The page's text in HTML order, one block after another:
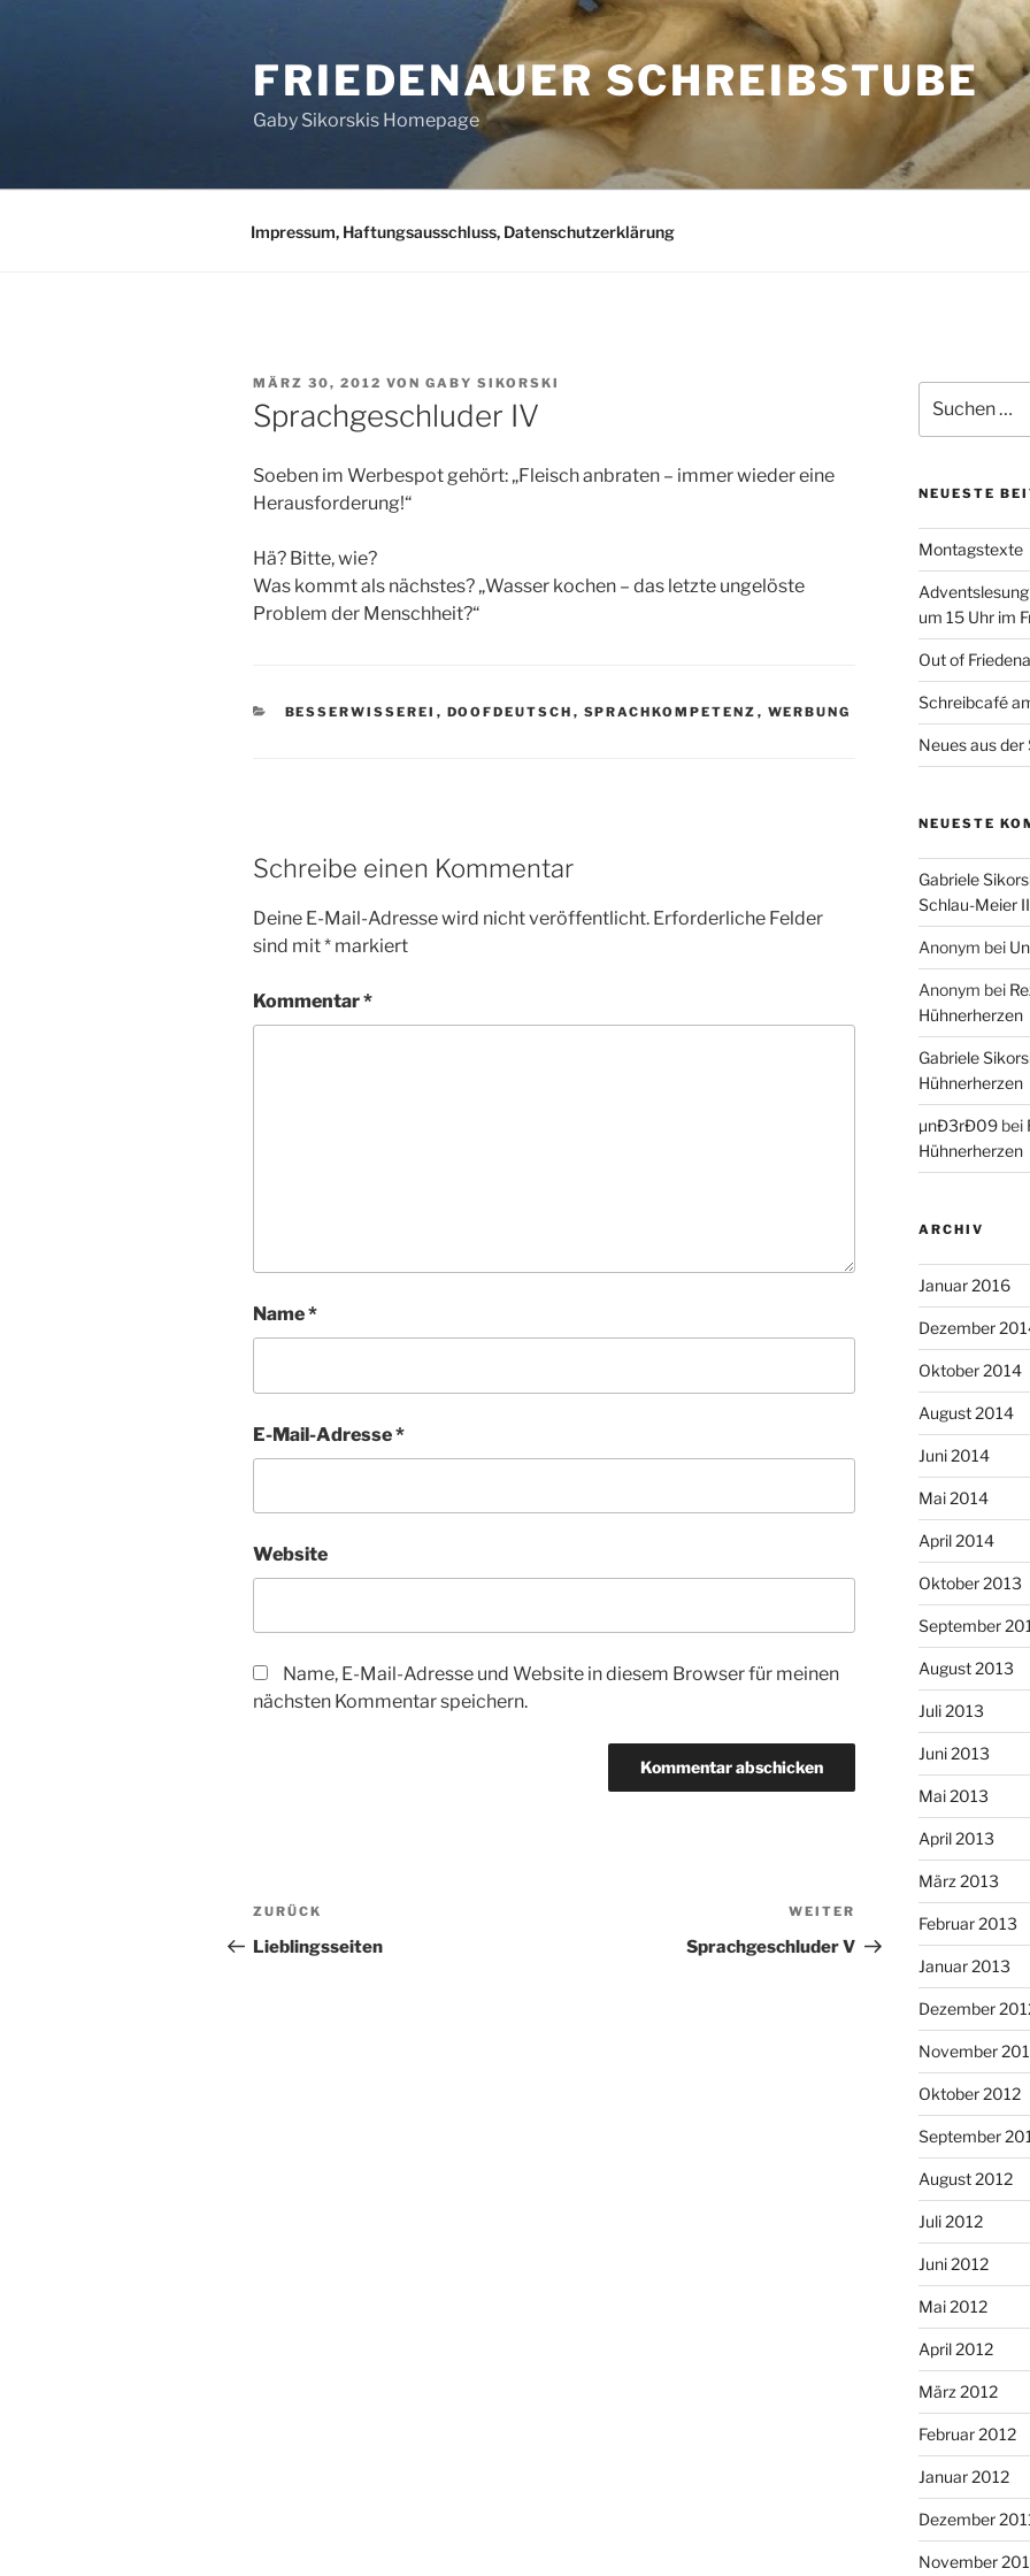
FRIEDENAUER SCHREIBSTUBE
Gaby Sikorskis Homepage
Impressum, Haftungsausschluss, Datenschutzerklärung
VERÖFFENTLICHT
AM
MÄRZ 30, 2012 VON GABY SIKORSKI
Sprachgeschluder IV
Soeben im Werbespot gehört: „Fleisch anbraten – immer wieder eine
Herausforderung!“
Hä? Bitte, wie?
Was kommt als nächstes? „Wasser kochen – das letzte ungelöste
Problem der Menschheit?“
KATEGORIEN
BESSERWISSEREI , DOOFDEUTSCH , SPRACHKOMPETENZ , WERBUNG
Schreibe einen Kommentar
Deine E-Mail-Adresse wird nicht veröffentlicht. Erforderliche Felder
sind mit* markiert
Kommentar*
Name*
E-Mail-Adresse*
Website
Name, E-Mail-Adresse und Website in diesem Browser für meinen
nächsten Kommentar speichern.
Beitragsnavigation
Vorheriger
Beitrag
ZURÜCK
Lieblingsseiten
Nächster
Beitrag
WEITER
Sprachgeschluder V
nach:
NEUESTE
Montagstexte
um 15 Uhr im
Out of
Schreibcafé
Neues aus
NEUESTE
Gabriele
Schlau-Meier II
Anonym bei
Anonym bei
Hühnerherzen
Gabriele
Hühnerherzen
µnÐ3rÐ09bei
Hühnerherzen
ARCHIV
Januar 2016
Dezember
Oktober 2014
August 2014
Juni 2014
Mai 2014
April 2014
Oktober 2013
September
August 2013
Juli 2013
Juni 2013
Mai 2013
April 2013
März 2013
Februar 2013
Januar 2013
Dezember
November
Oktober 2012
September
August 2012
Juli 2012
Juni 2012
Mai 2012
April 2012
März 2012
Februar 2012
Januar 2012
Dezember
November